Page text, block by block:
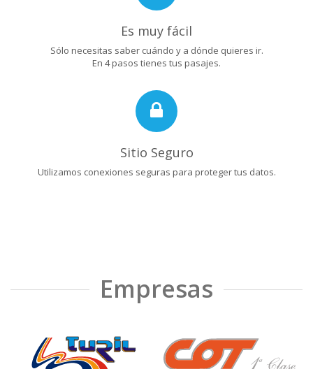
Es muy fácil
Sólo necesitas saber cuándo y a dónde quieres ir.
En 4 pasos tienes tus pasajes.
Sitio Seguro
Utilizamos conexiones seguras para proteger tus datos.
Empresas
❮ ❯